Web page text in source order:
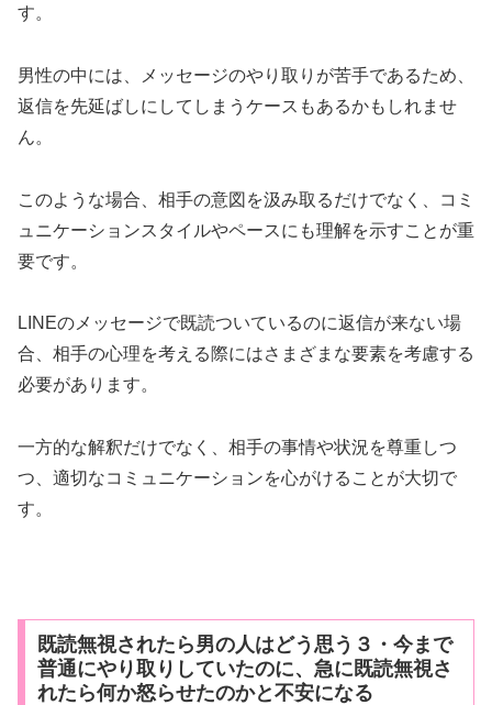
す。
男性の中には、メッセージのやり取りが苦手であるため、
返信を先延ばしにしてしまうケースもあるかもしれませ
ん。
このような場合、相手の意図を汲み取るだけでなく、コミ
ュニケーションスタイルやペースにも理解を示すことが重
要です。
LINEのメッセージで既読ついているのに返信が来ない場
合、相手の心理を考える際にはさまざまな要素を考慮する
必要があります。
一方的な解釈だけでなく、相手の事情や状況を尊重しつ
つ、適切なコミュニケーションを心がけることが大切で
す。
既読無視されたら男の人はどう思う３・今まで
普通にやり取りしていたのに、急に既読無視さ
れたら何か怒らせたのかと不安になる